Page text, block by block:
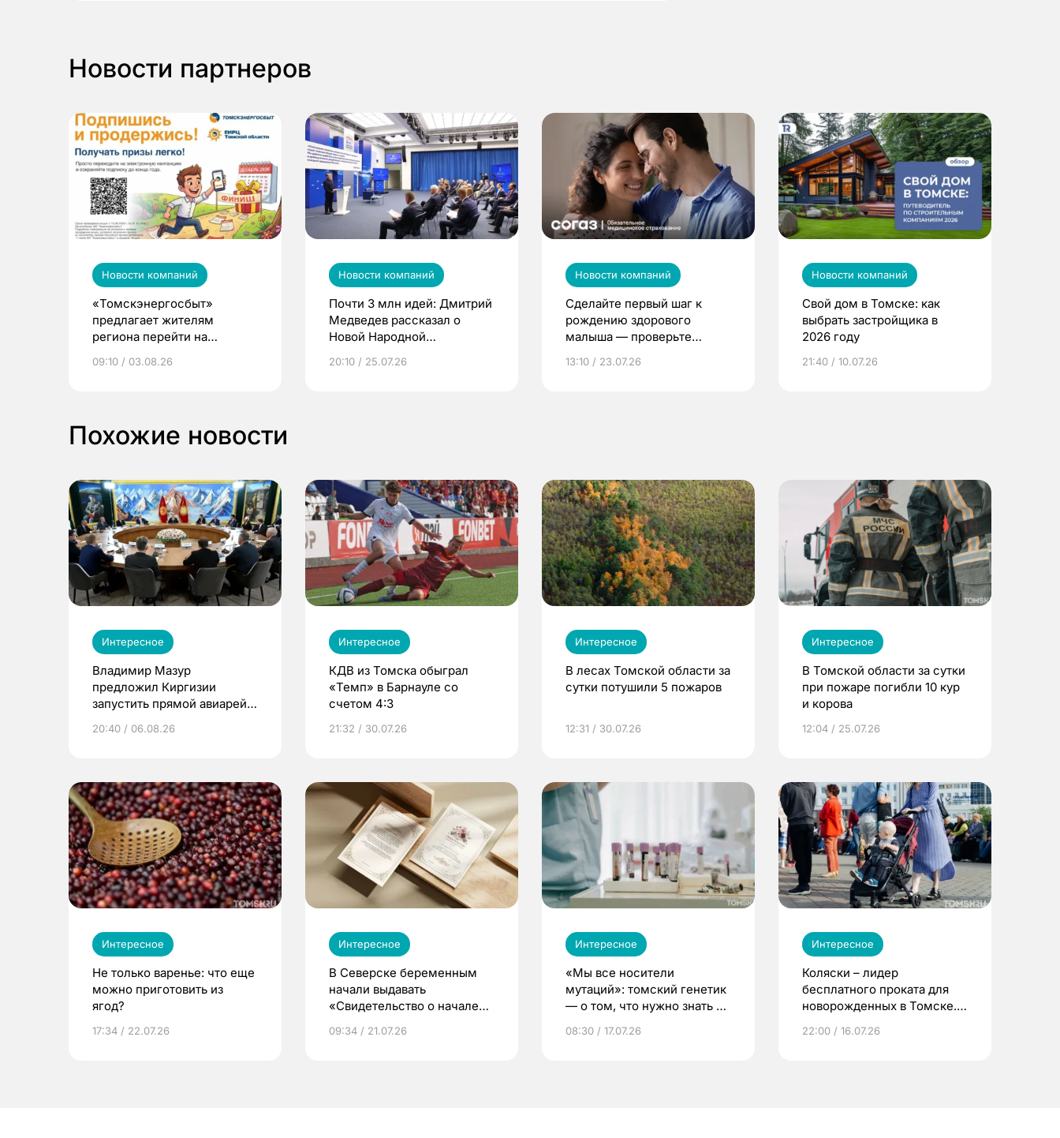
Новости партнеров
Новости компаний
«Томскэнергосбыт»
предлагает жителям
региона перейти на
выиграть призы
09:10 / 03.08.26
Новости компаний
Почти 3 млн идей: Дмитрий
Медведев рассказал о
Новой Народной
20:10 / 25.07.26
Новости компаний
Сделайте первый шаг к
рождению здорового
малыша — проверьте
по ОМС!
13:10 / 23.07.26
Новости компаний
Свой дом в Томске: как
выбрать застройщика в
2026 году
21:40 / 10.07.26
Похожие новости
Интересное
Владимир Мазур
предложил Киргизии
запустить прямой авиарейс
20:40 / 06.08.26
Интересное
КДВ из Томска обыграл
«Темп» в Барнауле со
счетом 4:3
21:32 / 30.07.26
Интересное
В лесах Томской области за
сутки потушили 5 пожаров
12:31 / 30.07.26
Интересное
В Томской области за сутки
при пожаре погибли 10 кур
и корова
12:04 / 25.07.26
Интересное
Не только варенье: что еще
можно приготовить из
ягод?
17:34 / 22.07.26
Интересное
В Северске беременным
начали выдавать
«Свидетельство о начале
09:34 / 21.07.26
Интересное
«Мы все носители
мутаций»: томский генетик
— о том, что нужно знать до
08:30 / 17.07.26
Интересное
Коляски – лидер
бесплатного проката для
новорожденных в Томске.
22:00 / 16.07.26